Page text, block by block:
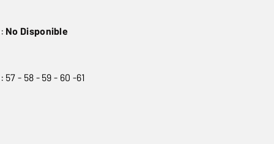
No Disponible
57 - 58 - 59 - 60 -61